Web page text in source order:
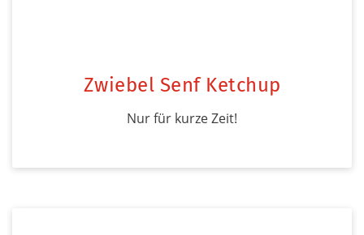
Zwiebel Senf Ketchup
Nur für kurze Zeit!